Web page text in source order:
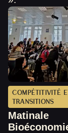
COMPÉTITIVITÉ
TRANSITIONS
Matinale